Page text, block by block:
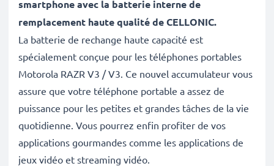
smartphone avec la batterie interne de
remplacement haute qualité de CELLONIC.
La batterie de rechange haute capacité est
spécialement conçue pour les téléphones portables
Motorola RAZR V3 / V3. Ce nouvel accumulateur vous
assure que votre téléphone portable a assez de
puissance pour les petites et grandes tâches de la vie
quotidienne. Vous pourrez enfin profiter de vos
applications gourmandes comme les applications de
jeux vidéo et streaming vidéo.